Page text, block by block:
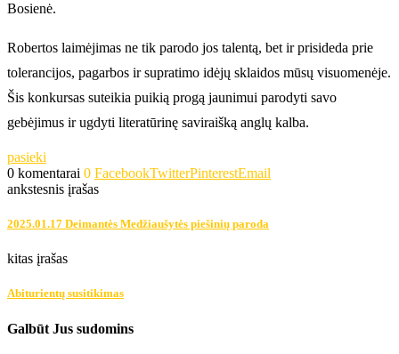
Bosienė.
Robertos laimėjimas ne tik parodo jos talentą, bet ir prisideda prie
tolerancijos, pagarbos ir supratimo idėjų sklaidos mūsų visuomenėje.
Šis konkursas suteikia puikią progą jaunimui parodyti savo
gebėjimus ir ugdyti literatūrinę saviraišką anglų kalba.
pasieki
0 komentarai 0 FacebookTwitterPinterestEmail
ankstesnis įrašas
2025.01.17 Deimantės Medžiaušytės piešinių paroda
kitas įrašas
Abiturientų susitikimas
Galbūt Jus sudomins